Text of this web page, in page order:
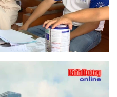
đảm an toàn cho sức
tiêu dùng